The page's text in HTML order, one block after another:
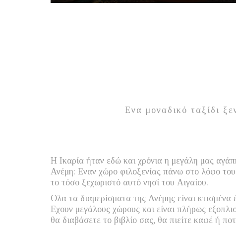
Ενα μοναδικό ταξίδι
Η Ικαρία ήταν εδώ και χρόνια η μεγάλη μας
Ανέμη: Εναν χώρο φιλοξενίας πάνω στο λόφο του
το τόσο ξεχωριστό αυτό νησί του Αιγαίου.
Ολα τα διαμερίσματα της Ανέμης είναι
Εχουν μεγάλους χώρους και είναι πλήρως
θα διαβάσετε το βιβλίο σας, θα πιείτε καφέ ή